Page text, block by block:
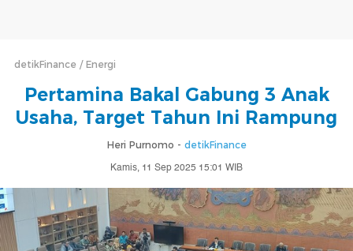
detikFinance Energi
Pertamina Bakal Gabung 3 Anak
Usaha, Target Tahun Ini Rampung
Heri Purnomo - detikFinance
Kamis, 11 Sep 2025 15:01 WIB